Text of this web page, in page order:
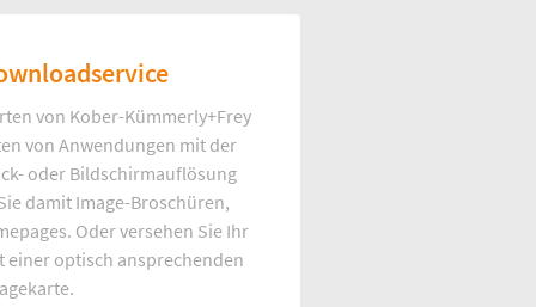
von Kober-Kümmerly+Frey
von Anwendungen mit der
oder Bildschirmauflösung
damit Image-Broschüren,
Oder versehen Sie Ihr
einer optisch ansprechenden